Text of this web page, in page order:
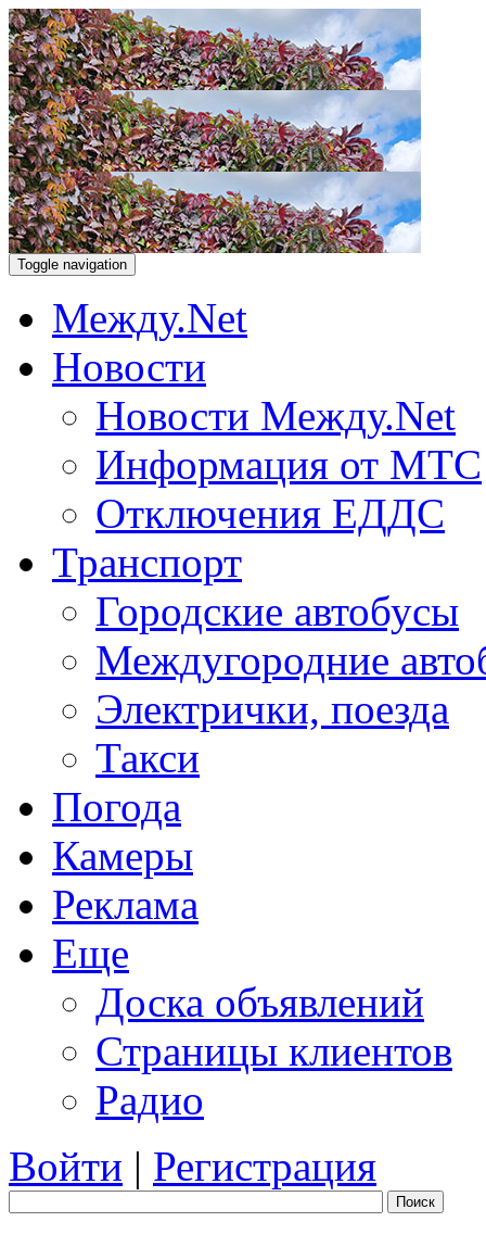
Toggle navigation
Между.Net
Новости
Новости Между.Net
Информация от МТС
Отключения ЕДДС
Транспорт
Городские автобусы
Междугородние
Электрички, поезда
Такси
Погода
Камеры
Реклама
Еще
Доска объявлений
Страницы клиентов
Радио
Войти | Регистрация
Поиск